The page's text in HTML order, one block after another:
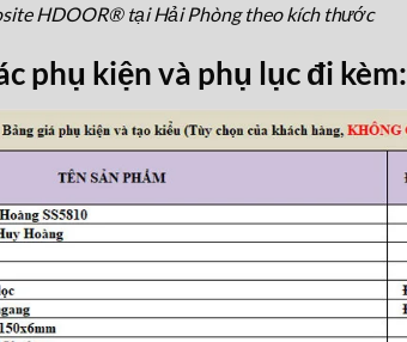
HDOOR® tại Hải Phòng theo kích thước
phụ kiện và phụ lục đi kèm: